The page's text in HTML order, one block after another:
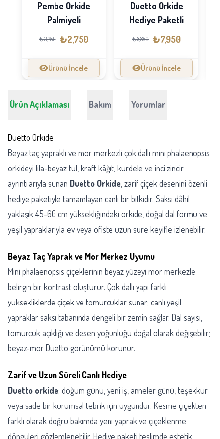
Pembe Orkide
Palmiyeli
₺3,250 ₺2,750
Ürünü İncele
Duetto Orkide
Hediye Paketli
₺8,850 ₺7,950
Ürünü İncele
Ürün Açıklaması Bakım Yorumlar
Duetto Orkide
Beyaz taç yapraklı ve mor merkezli çok dallı mini phalaenopsis
orkideyi lila-beyaz tül, kraft kâğıt, kurdele ve inci zincir
ayrıntılarıyla sunan Duetto Orkide , zarif çiçek desenini özenli
hediye paketiyle tamamlayan canlı bir bitkidir. Saksı dâhil
yaklaşık 45-60 cm yüksekliğindeki orkide, doğal dal formu ve
yeşil yapraklarıyla ev veya ofiste uzun süre keyifle izlenebilir.
Beyaz Taç Yaprak ve Mor Merkez Uyumu
Mini phalaenopsis çiçeklerinin beyaz yüzeyi mor merkezle
belirgin bir kontrast oluşturur. Çok dallı yapı farklı
yüksekliklerde çiçek ve tomurcuklar sunar; canlı yeşil
yapraklar saksı tabanında dengeli bir zemin sağlar. Dal sayısı,
tomurcuk açıklığı ve desen yoğunluğu doğal olarak değişebilir;
beyaz-mor Duetto görünümü korunur.
Zarif ve Uzun Süreli Canlı Hediye
Duetto orkide; doğum günü, yeni iş, anneler günü, teşekkür
veya sade bir kurumsal tebrik için uygundur. Kesme çiçekten
farklı olarak doğru bakımda yeni yaprak ve çiçeklenme
döngüleri gözlemlenebilir. Hediye paketi teslimde estetik